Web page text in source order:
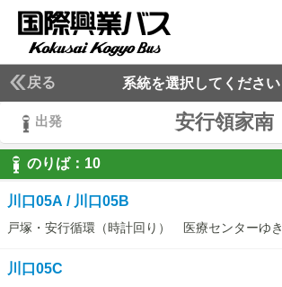
戻る 系統を選択してください
出発 安行領家南
のりば： 10
10
川口05A / 川口05B
戸塚・安行循環（時計回り） 医療センターゆき
川口05C